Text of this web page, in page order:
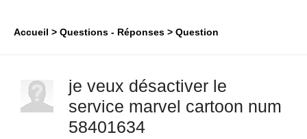
Accueil Questions - Réponses Question
je veux désactiver le
service marvel cartoon num
58401634